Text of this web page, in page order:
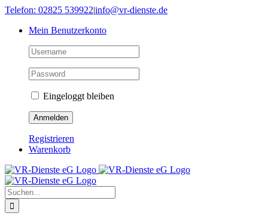
Skip
content
Telefon: 02825 539922|info@vr-dienste.de
Mein Benutzerkonto
Eingeloggt bleiben
Registrieren
Warenkorb
Suche
nach: